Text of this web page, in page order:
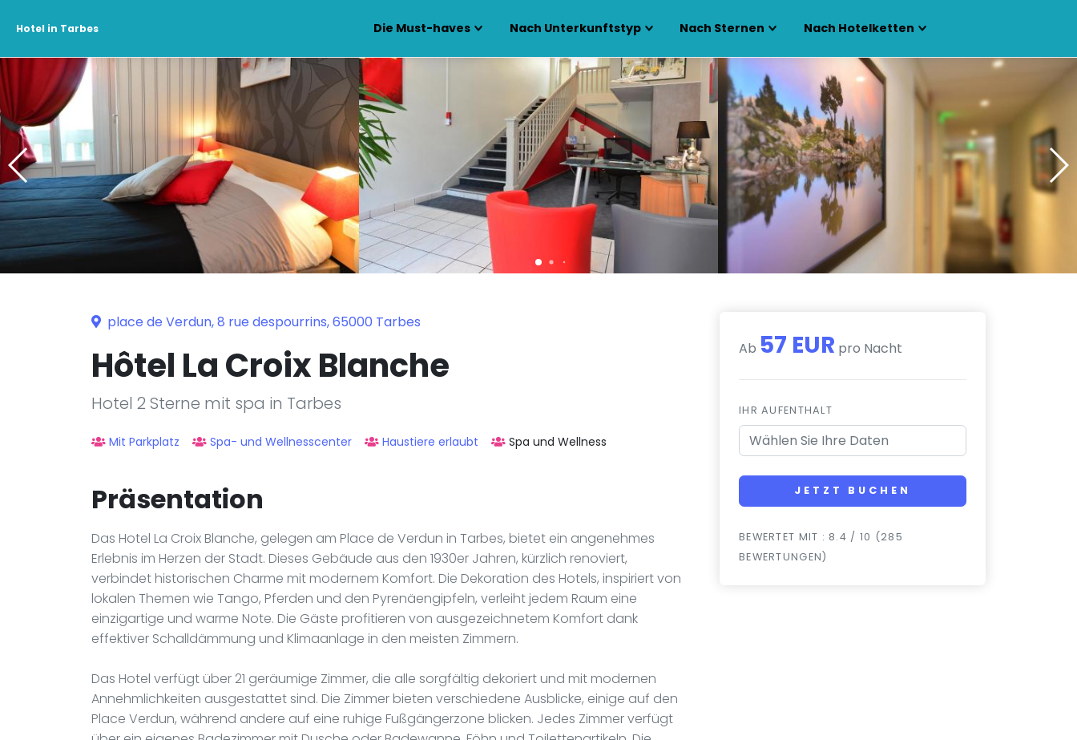
Hotel in Tarbes Die Must-haves Nach Unterkunftstyp Nach Sternen Nach Hotelketten
place de Verdun, 8 rue despourrins, 65000 Tarbes
Hôtel La Croix Blanche
Hotel 2 Sterne mit spa in Tarbes
Mit Parkplatz Spa- und Wellnesscenter Haustiere erlaubt Spa und Wellness
Präsentation
Das Hotel La Croix Blanche, gelegen am Place de Verdun in Tarbes, bietet ein angenehmes
Erlebnis im Herzen der Stadt. Dieses Gebäude aus den 1930er Jahren, kürzlich renoviert,
verbindet historischen Charme mit modernem Komfort. Die Dekoration des Hotels, inspiriert von
lokalen Themen wie Tango, Pferden und den Pyrenäengipfeln, verleiht jedem Raum eine
einzigartige und warme Note. Die Gäste profitieren von ausgezeichnetem Komfort dank
effektiver Schalldämmung und Klimaanlage in den meisten Zimmern.
Das Hotel verfügt über 21 geräumige Zimmer, die alle sorgfältig dekoriert und mit modernen
Annehmlichkeiten ausgestattet sind. Die Zimmer bieten verschiedene Ausblicke, einige auf den
Place Verdun, während andere auf eine ruhige Fußgängerzone blicken. Jedes Zimmer verfügt
Ab 57 EUR pro Nacht
IHR AUFENTHALT
JETZT BUCHEN
BEWERTET MIT : 8.4 / 10 (285
BEWERTUNGEN)